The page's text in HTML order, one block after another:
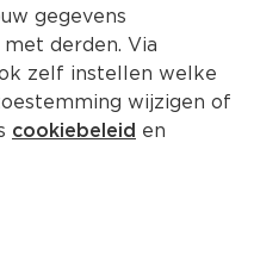
gegevens
derden. Via
zelf instellen welke
wijzigen of
cookiebeleid en